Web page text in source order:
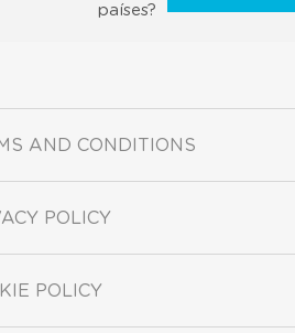
países?
AND CONDITIONS
POLICY
POLICY